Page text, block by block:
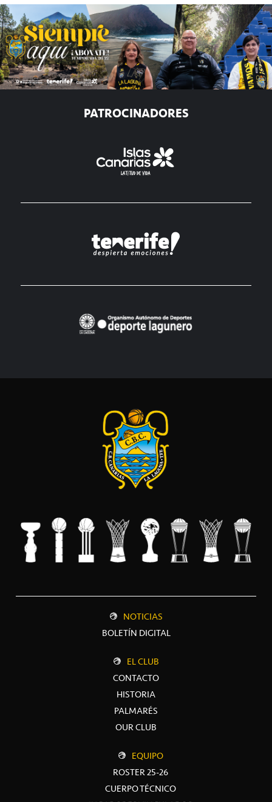
PATROCINADORES
NOTICIAS
BOLETÍN DIGITAL
EL CLUB
CONTACTO
HISTORIA
PALMARÉS
OUR CLUB
EQUIPO
ROSTER 25-26
CUERPO TÉCNICO